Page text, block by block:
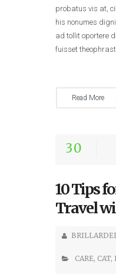
probatus vis at,
his nonumes
ad tollit oportere
fuisset
Read More
30
10 Tips
Travel
CARE, CAT,